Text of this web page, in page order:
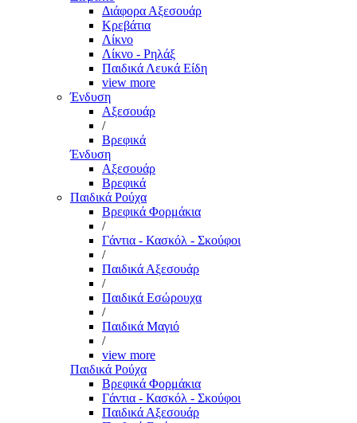
Διάφορα Αξεσουάρ
Κρεβάτια
Λίκνο
Λίκνο - Ρηλάξ
Παιδικά Λευκά Είδη
view more
Ένδυση
Αξεσουάρ
/
Βρεφικά
Ένδυση
Αξεσουάρ
Βρεφικά
Παιδικά Ρούχα
Βρεφικά Φορμάκια
/
Γάντια - Κασκόλ - Σκούφοι
/
Παιδικά Αξεσουάρ
/
Παιδικά Εσώρουχα
/
Παιδικά Μαγιό
/
view more
Παιδικά Ρούχα
Βρεφικά Φορμάκια
Γάντια - Κασκόλ - Σκούφοι
Παιδικά Αξεσουάρ